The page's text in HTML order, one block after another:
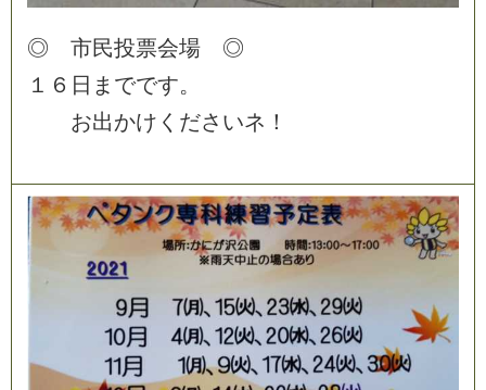
◎ 市民投票会場
◎
１ ６ 日 ま でです。
お出かけ く ださ いネ ！